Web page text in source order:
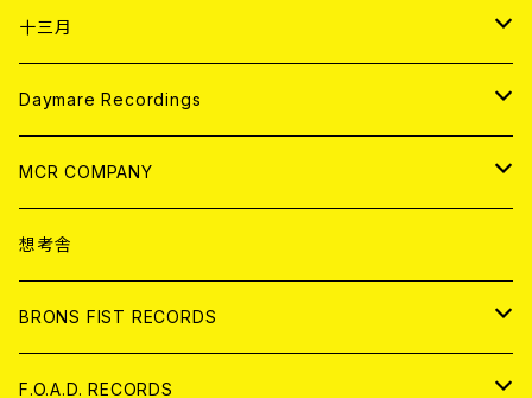
ANALOG
アパレル
CD
ANALOG
十三月
CD
ANALOG
Daymare Recordings
CD
ANALOG
MCR COMPANY
CD
アパレル
ANALOG
想考舎
BRONS FIST RECORDS
CD
F.O.A.D. RECORDS